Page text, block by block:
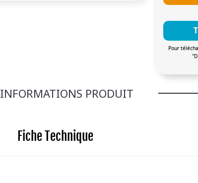
Pour
INFORMATIONS PRODUIT
Fiche Technique